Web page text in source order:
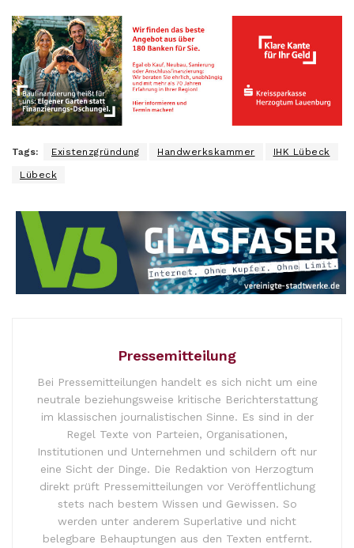
Tags: Existenzgründung Handwerkskammer IHK Lübeck
Lübeck
Pressemitteilung
Bei Pressemitteilungen handelt es sich nicht um eine
neutrale beziehungsweise kritische Berichterstattung
im klassischen journalistischen Sinne. Es sind in der
Regel Texte von Parteien, Organisationen,
Institutionen und Unternehmen und schildern oft nur
eine Sicht der Dinge. Die Redaktion von Herzogtum
direkt prüft Pressemitteilungen vor Veröffentlichung
stets nach bestem Wissen und Gewissen. So
werden unter anderem Superlative und nicht
belegbare Behauptungen aus den Texten entfernt.